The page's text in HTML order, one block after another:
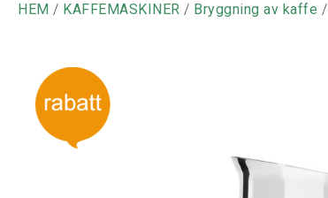
HEM / KAFFEMASKINER / Bryggning av kaffe /